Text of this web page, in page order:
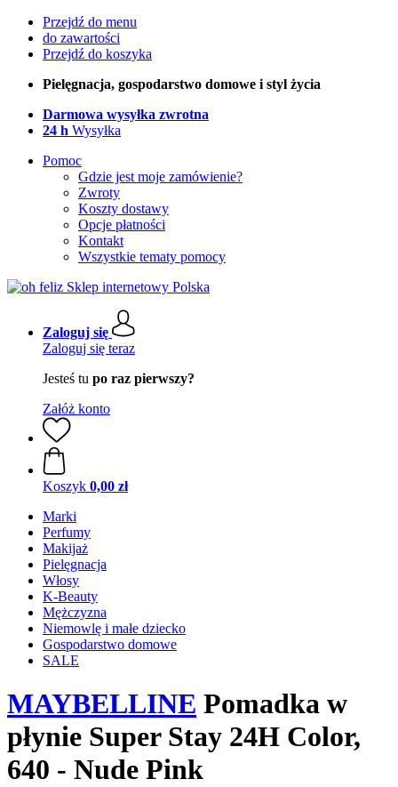
Przejdź do menu
do zawartości
Przejdź do koszyka
Pielęgnacja, gospodarstwo domowe i styl życia
Darmowa wysyłka zwrotna
24 h Wysyłka
Pomoc
Gdzie jest moje zamówienie?
Zwroty
Koszty dostawy
Opcje płatności
Kontakt
Wszystkie tematy pomocy
Zaloguj się
Zaloguj się teraz
Jesteś tu po raz pierwszy?
Załóż konto
Koszyk 0,00 zł
Marki
Perfumy
Makijaż
Pielęgnacja
Włosy
K-Beauty
Mężczyzna
Niemowlę i małe dziecko
Gospodarstwo domowe
SALE
MAYBELLINE Pomadka w
płynie Super Stay 24H Color,
640 - Nude Pink